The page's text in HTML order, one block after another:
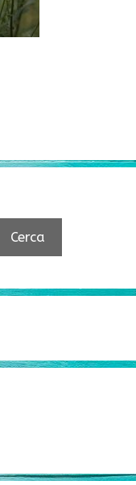
Cerca